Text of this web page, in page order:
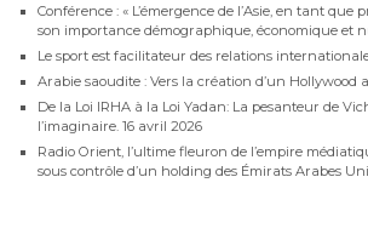
Conférence : « L’émergence de l’Asie, en tant
son importance démographique, économique et
Le sport est facilitateur des relations
Arabie saoudite : Vers la création d’un Hollywood
De la Loi IRHA à la Loi Yadan: La pesanteur de
l’imaginaire. 16 avril 2026
Radio Orient, l’ultime fleuron de l’empire
sous contrôle d’un holding des Émirats Arabes